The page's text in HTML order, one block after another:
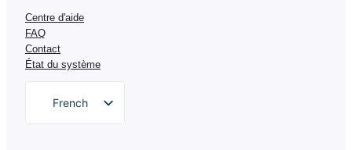
Centre d'aide
FAQ
Contact
État du système
French